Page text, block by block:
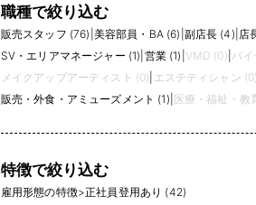
職種で絞り込む
販売スタッフ (76) 美容部員・BA (6) 副店長 (4) 店
SV・エリアマネージャー (1) 営業 (1) VMD (0) バイ
メイクアップアーティスト (0) エステティシャン (0)
販売・外食・アミューズメント (1) 医療・福祉・教
特徴で絞り込む
雇用形態の特徴>正社員登用あり (42)